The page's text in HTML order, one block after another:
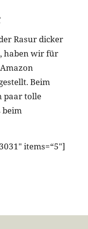
Rasur dicker
haben wir für
Beim
paar tolle
beim
items=“5″]